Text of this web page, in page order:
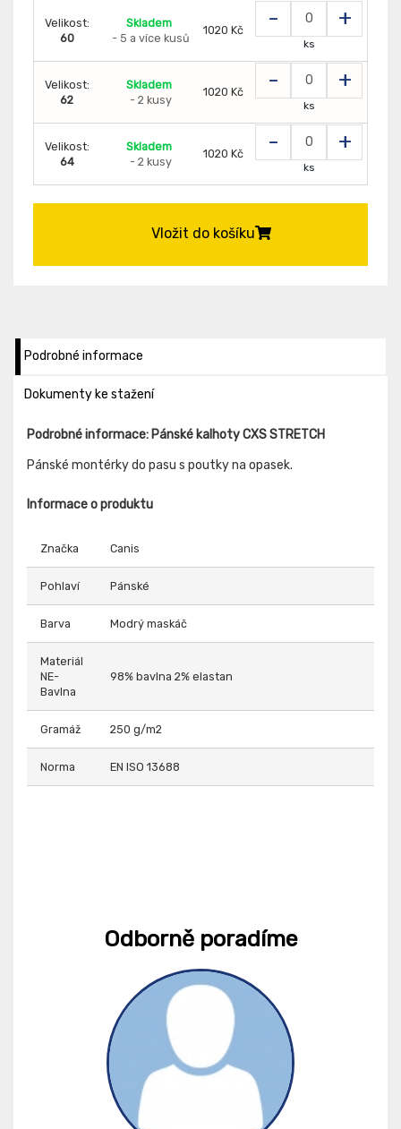
Velikost:
60
Skladem
- 5 a více kusů
1020 Kč - +
ks
Velikost:
62
Skladem
- 2 kusy
1020 Kč - +
ks
Velikost:
64
Skladem
- 2 kusy
1020 Kč - +
ks
Vložit do košíku
Podrobné informace
Dokumenty ke stažení
Podrobné informace: Pánské kalhoty CXS STRETCH
Pánské montérky do pasu s poutky na opasek.
Informace o produktu
Značka Canis
Pohlaví Pánské
Barva Modrý maskáč
Materiál
NE-
Bavlna
98% bavlna 2% elastan
Gramáž 250 g/m2
Norma EN ISO 13688
Odborně poradíme